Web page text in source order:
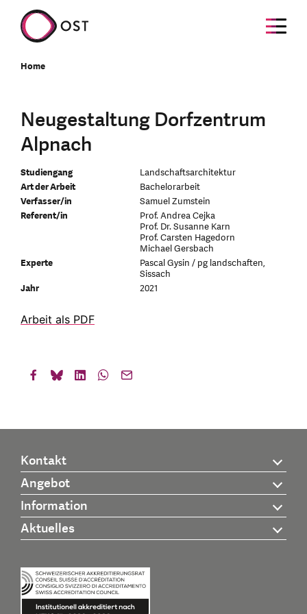
Home
Neugestaltung Dorfzentrum
Alpnach
Studiengang
Landschaftsarchitektur
Art der Arbeit
Bachelorarbeit
Verfasser/in
Samuel Zumstein
Referent/in
Prof. Andrea Cejka
Prof. Dr. Susanne Karn
Prof. Carsten Hagedorn
Michael Gersbach
Experte
Pascal Gysin / pg landschaften,
Sissach
Jahr
2021
Arbeit als PDF
Kontakt
Angebot
Information
Aktuelles